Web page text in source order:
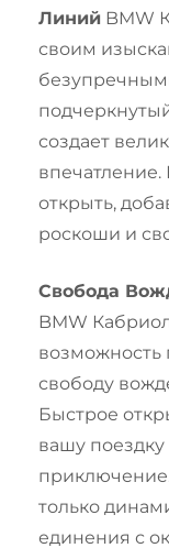
Линий BMW
своим
создает
открыть,
роскоши и
Свобода
BMW
возможность
свободу
Быстрое
вашу
только
единения с